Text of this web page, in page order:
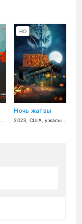
,триллер,драма,криминал
Ночь жатвы
2023 США ,ужасы
HD